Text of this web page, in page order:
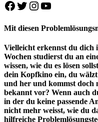
Facebook
Twitter
Instagram
YouTube
Mit diesen
Vielleicht erkennst du dich
Wochen studierst du an
wissen, wie du es lösen
dein Kopfkino ein, du
und her und kommst doch
bekannt vor? Wenn auch
in der du keine passende
nicht mehr weisst, wie du
hilfreiche